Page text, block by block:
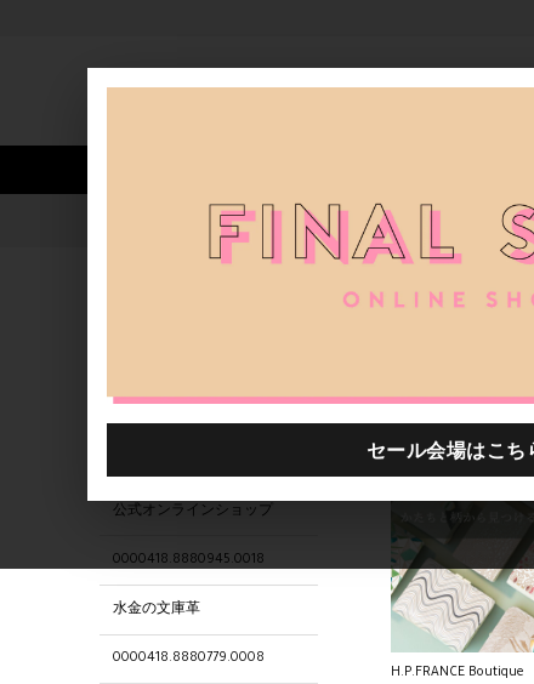
人気ワード セール 40th限定
公式オンラインショップ
0000418.8880945.0018
水金の文庫革
0000418.8880779.0008
H.P.FRANCE Boutique